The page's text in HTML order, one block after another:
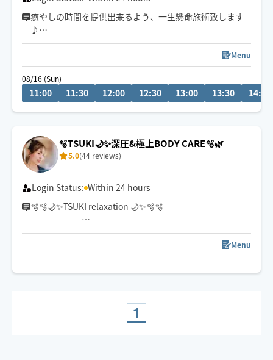
癒やしの時間を提供出来るよう、一生懸命施術致します
♪
お疲れのお身体にご褒美はいかがでしょうか？
Menu
08/16 (Sun)
11:00 11:30 12:00 12:30 13:00 13:30 14:00
🫧TSUKI🌙✨深圧&極上BODY CARE🫧🌿
5.0(44 reviews)
Login Status: Within 24 hours
🫧🫧🌙✨TSUKI relaxation 🌙✨🫧🫧
〜head🫧耳も丁寧にほぐします♡〜
貴方だけの贅沢な時間を‥
疲労をほぐし癒しもプラス
最後まで心を込めて‥
Menu
1